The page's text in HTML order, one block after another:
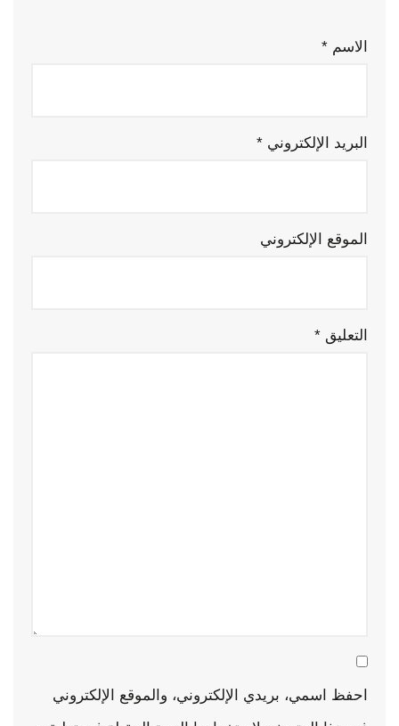
الاسم *
البريد الإلكتروني *
الموقع الإلكتروني
التعليق *
احفظ اسمي، بريدي الإلكتروني، والموقع الإلكتروني